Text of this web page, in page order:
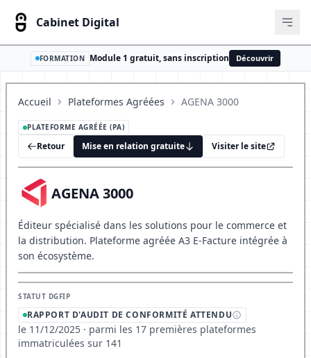
Cabinet Digital
FORMATION Module 1 gratuit, sans inscription Découvrir
Accueil Plateformes Agréées AGENA 3000
PLATEFORME AGRÉÉE (PA)
Retour Mise en relation gratuite Visiter le site
AGENA 3000
Éditeur spécialisé dans les solutions pour le commerce et
la distribution. Plateforme agréée A3 E-Facture intégrée à
son écosystème.
STATUT DGFIP
RAPPORT D'AUDIT DE CONFORMITÉ ATTENDU
le 11/12/2025 · parmi les 17 premières plateformes
immatriculées sur 141